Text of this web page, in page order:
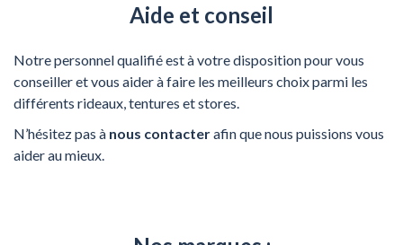
Aide et conseil
Notre personnel qualifié est à votre disposition pour vous
conseiller et vous aider à faire les meilleurs choix parmi les
différents rideaux, tentures et stores.
N’hésitez pas à nous contacterafin que nous puissions vous
aider au mieux.